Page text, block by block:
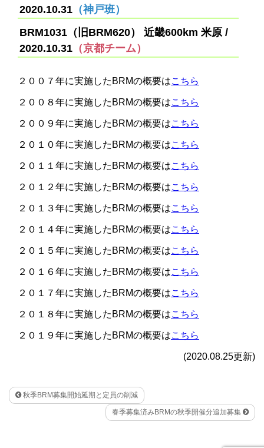
2020.10.31 （神戸班）
BRM1031（旧BRM620） 近畿600km 米原 /
2020.10.31 （京都チーム）
２００７年に実施したBRMの概要はこちら
２００８年に実施したBRMの概要はこちら
２００９年に実施したBRMの概要はこちら
２０１０年に実施したBRMの概要はこちら
２０１１年に実施したBRMの概要はこちら
２０１２年に実施したBRMの概要はこちら
２０１３年に実施したBRMの概要はこちら
２０１４年に実施したBRMの概要はこちら
２０１５年に実施したBRMの概要はこちら
２０１６年に実施したBRMの概要はこちら
２０１７年に実施したBRMの概要はこちら
２０１８年に実施したBRMの概要はこちら
２０１９年に実施したBRMの概要はこちら
(2020.08.25更新)
秋季BRM募集開始延期と定員の削減
春季募集済みBRMの秋季開催分追加募集